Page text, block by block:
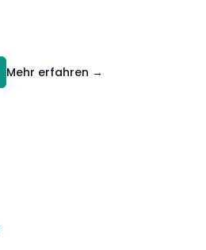
Mehr erfahren →